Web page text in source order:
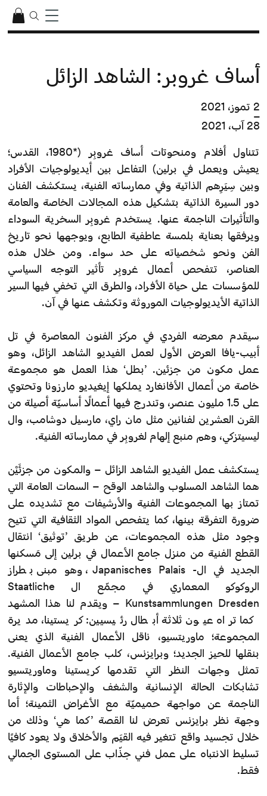
تتناول أفلام ومنحوتات أساف غروبِر (*1980، القدس؛
يعيش ويعمل في برلين) التفاعل بين أيديولوجيات الأفراد
وبين سِيَرِهم الذاتية وفي ممارساته الفنية، يستكشف الفنان
دور السيرة الذاتية بتشكيل هذه المجالات الخاصة والعامة
والتأثيرات الناجمة عنها. يستخدم غروبِر السخرية السوداء
ويرفقها بعناية بلمسة عاطفية الطابع، ويوجهها نحو تاريخ
الفن ونحو شخصياته على حد سواء. ومن خلال هذه
العناصر، تتفحص أعمال غروبِر تأثير التوجه السياسي
للمؤسسات على حياة الأفراد، والطرق التي تخفي فيها السير
الذاتية الأيديولوجيات الموروثة وتكشف عنها في آن.
سيقدم معرضه الفردي في مركز الفنون المعاصرة في تل
أبيب-يافا العرض الأول لعمل الفيديو الشاهد الزائل، وهو
عمل مكون من جزئين. ’بطل‘ هذا العمل هو مجموعة
خاصة من أعمال الأفانغارد يملكها إيغيديو مارزونا وتحتوي
على 1.5 مليون عنصر، وتندرج فيها أعمالًا أساسيّة أصيلة من
القرن العشرين لفنانين مثل مان راي، مارسيل دوشامب، وال
ليسيتزكي، وهم منبع إلهام لغروبِر في ممارساته الفنية.
يستكشف عمل الفيديو الشاهد الزائل – والمكون من جزئَيْن
هما الشاهد المسلوب والشاهد الوقح – السمات العامة التي
تمتاز بها المجموعات الفنية والأرشيفات مع تشديده على
ضرورة التفرقة بينها، كما يتفحص المواد الثقافية التي تتيح
وجود مثل هذه المجموعات، عن طريق ’توثيق‘ انتقال
القطع الفنية من منزل جامع الأعمال في برلين إلى مَسكنها
الجديد في ال- Japanisches Palais، وهو مبنى بطراز
الروكوكو المعماري في مجمّع ال Staatliche
Kunstsammlungen Dresden – ويقدم لنا هذا المشهد
كما تراه عيون ثلاثة أبطال رئيسيين: كريستينا، مديرة
المجموعة؛ ماوريتسيو، ناقل الأعمال الفنية الذي يعنى
بنقلها للحيز الجديد؛ وبرايزنس، كلب جامع الأعمال الفنية.
تمثل وجهات النظر التي تقدمها كريستينا وماوريتسيو
تشابكات الحالة الإنسانية والشغف والإحباطات والإثارة
الناجمة عن مواجهة حميميّة مع الأغراض الثمينة؛ أما
وجهة نظر برايزنس تعرض لنا القصة ’كما هي‘ وذلك من
خلال تجسيد واقع تتغير فيه القيَم والأخلاق ولا يعود كافيًا
تسليط الانتباه على عمل فني جذّاب على المستوى الجمالي
فقط.
أساف غروبر: الشاهد الزائل
–
28 آب، 2021
2 تموز، 2021